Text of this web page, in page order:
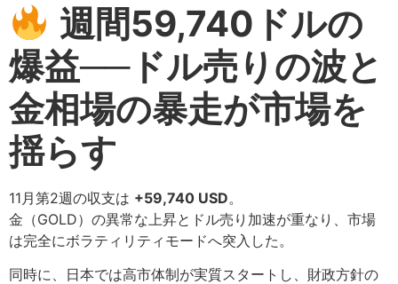
週間59,740ドルの
爆益──ドル売りの波と
金相場の暴走が市場を
揺らす
11月第2週の収支は +59,740 USD。
金（GOLD）の異常な上昇とドル売り加速が重なり、市場
は完全にボラティリティモードへ突入した。
同時に、日本では高市体制が実質スタートし、財政方針の